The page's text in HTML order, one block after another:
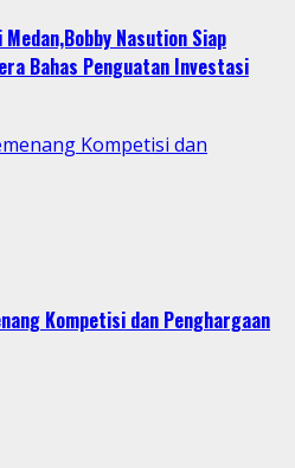
Nasution Siap
Bahas Penguatan Investasi
Kompetisi dan
Kompetisi dan Penghargaan